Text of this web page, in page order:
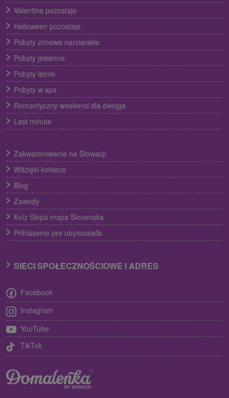
Valentine pozostaje
Halloween pozostaje
Pobyty zimowe narciarskie
Pobyty jesienne
Pobyty letnie
Pobyty w spa
Romantyczny weekend dla dwojga
Last minute
Zakwaterowanie na Słowacji
Wdzięki kobiece
Blog
Zawody
Kvíz Slepá mapa Slovenska
Prihlásenie pre ubytovateľa
SIECI SPOŁECZNOŚCIOWE I ADRES
Facebook
Instagram
YouTube
TikTok